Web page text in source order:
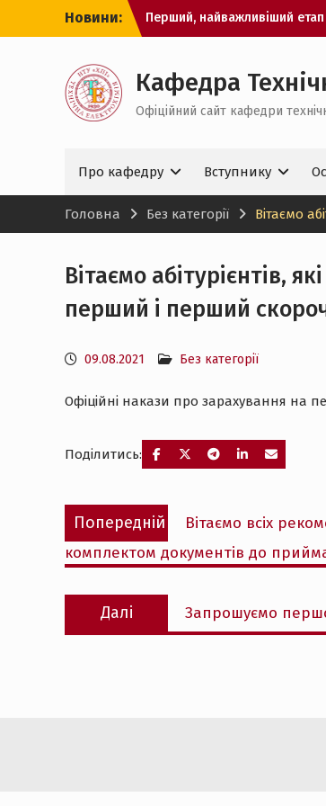
Новини:
Перший, найважливіший етап
кампанії 2026 пройдено!
відкладайте важливий крок
останній день.
Рекомендації до вступу
Кафедра
Офіційний сайт кафедри
Про кафедру Вступнику
Головна Без категорії Вітаємо
Вітаємо абітурієнтів,
перший і перший
09.08.2021 Без категорії
Офіційні накази про зарахування на
Поділитись:
Навігація
записів
Попередній
Попередній
запис:
Вітаємо всіх
комплектом документів до
Далі
Наступний
запис:
Запрошуємо